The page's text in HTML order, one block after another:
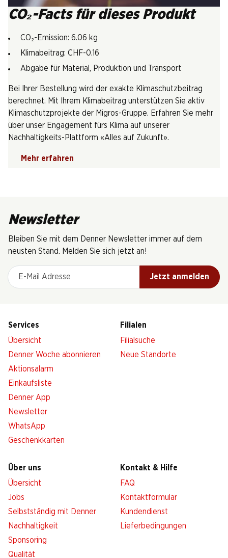
CO₂-Facts für dieses Produkt
CO₂-Emission: 6.06 kg
Klimabeitrag: CHF-0.16
Abgabe für Material, Produktion und Transport
Bei Ihrer Bestellung wird der exakte Klimaschutzbeitrag
berechnet. Mit Ihrem Klimabeitrag unterstützen Sie aktiv
Klimaschutzprojekte der Migros-Gruppe. Erfahren Sie mehr
über unser Engagement fürs Klima auf unserer
Nachhaltigkeits-Plattform «Alles auf Zukunft».
Mehr erfahren
Newsletter
Bleiben Sie mit dem Denner Newsletter immer auf dem
neusten Stand. Melden Sie sich jetzt an!
E-Mail Adresse
Jetzt anmelden
Services
Übersicht
Denner Woche abonnieren
Aktionsalarm
Einkaufsliste
Denner App
Newsletter
WhatsApp
Geschenkkarten
Filialen
Filialsuche
Neue Standorte
Über uns
Übersicht
Jobs
Selbstständig mit Denner
Nachhaltigkeit
Sponsoring
Qualität
Kontakt & Hilfe
FAQ
Kontaktformular
Kundendienst
Lieferbedingungen